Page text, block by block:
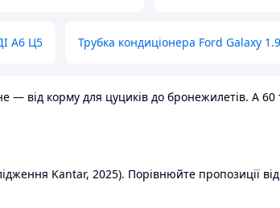
А6 Ц5 Трубка кондиціонера Ford Galaxy
від корму для цуциків до бронежилетів. А 60
Kantar, 2025). Порівнюйте пропозиції